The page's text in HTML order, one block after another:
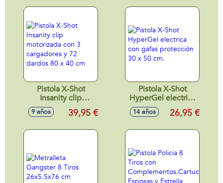
Pistola X-Shot
Insanity clip
motorizada con 3
cargadores y 72
9 años 39,95 €
Pistola X-Shot
HyperGel electrica
con gafas
protección 30 x 50
14 años 26,95 €